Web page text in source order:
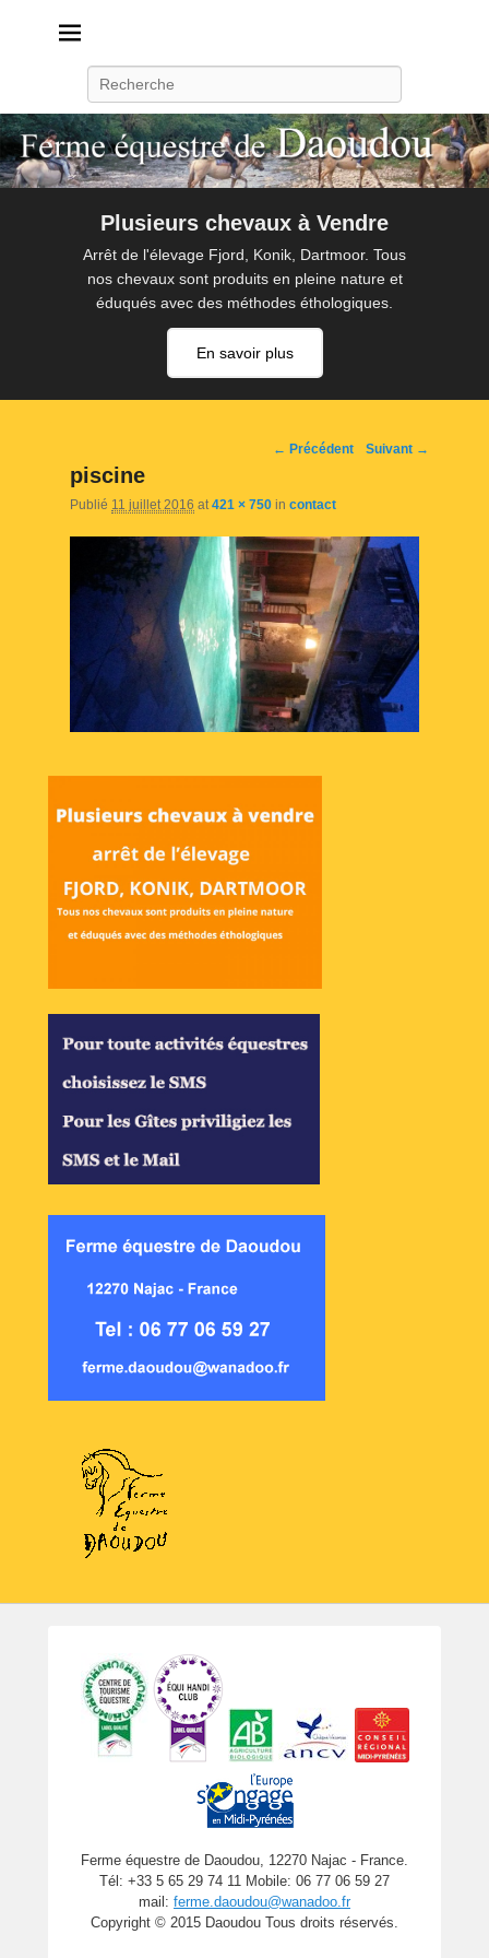
Plusieurs chevaux à Vendre
Arrêt de l'élevage Fjord, Konik, Dartmoor. Tous
nos chevaux sont produits en pleine nature et
éduqués avec des méthodes éthologiques.
En savoir plus
Navigation
← Précédent Suivant →
piscine
Publié 11 juillet 2016 at 421 × 750 in contact
Ferme équestre de Daoudou, 12270 Najac - France.
Tél: +33 5 65 29 74 11 Mobile: 06 77 06 59 27
mail: ferme.daoudou@wanadoo.fr
Copyright © 2015 Daoudou Tous droits réservés.